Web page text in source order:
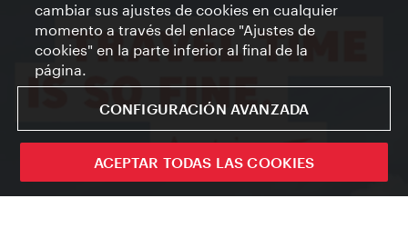
cambiar sus ajustes de cookies en cualquier
momento a través del enlace "Ajustes de
cookies" en la parte inferior al final de la
página.
CONFIGURACIÓN AVANZADA
ACEPTAR TODAS LAS COOKIES